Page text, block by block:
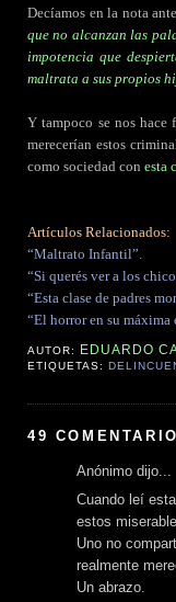
Decíamos en la nota
que no alcanzan las
impotencia que
maltrata a sus propios
Y tampoco se nos hace
merecerían estos
como sociedad con esta
Artículos Relacionados:
“Maltrato Infantil”.
“Si querés ver a los
“Esta clase de padres
“El horror en su máxima
AUTOR: EDUARDO
ETIQUETAS:
49
Anónimo dijo...
Cuando leí
estos
Uno no
realmente
Un abrazo.